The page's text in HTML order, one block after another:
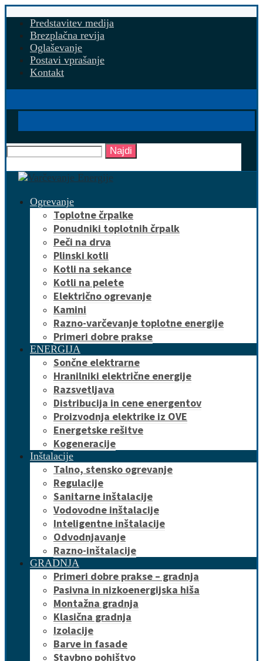
Predstavitev medija
Brezplačna revija
Oglaševanje
Postavi vprašanje
Kontakt
Najdi
Ogrevanje
Toplotne črpalke
Ponudniki toplotnih črpalk
Peči na drva
Plinski kotli
Kotli na sekance
Kotli na pelete
Električno ogrevanje
Kamini
Razno-varčevanje toplotne energije
Primeri dobre prakse
ENERGIJA
Sončne elektrarne
Hranilniki električne energije
Razsvetljava
Distribucija in cene energentov
Proizvodnja elektrike iz OVE
Energetske rešitve
Kogeneracije
Inštalacije
Talno, stensko ogrevanje
Regulacije
Sanitarne inštalacije
Vodovodne inštalacije
Inteligentne inštalacije
Odvodnjavanje
Razno-inštalacije
GRADNJA
Primeri dobre prakse – gradnja
Pasivna in nizkoenergijska hiša
Montažna gradnja
Klasična gradnja
Izolacije
Barve in fasade
Stavbno pohištvo